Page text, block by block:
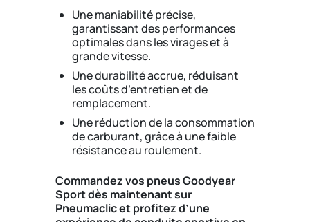
Une maniabilité précise,
garantissant des performances
optimales dans les virages et à
grande vitesse.
Une durabilité accrue, réduisant
les coûts d’entretien et de
remplacement.
Une réduction de la consommation
de carburant, grâce à une faible
résistance au roulement.
Commandez vos pneus Goodyear
Sport dès maintenant sur
Pneumaclic et profitez d’une